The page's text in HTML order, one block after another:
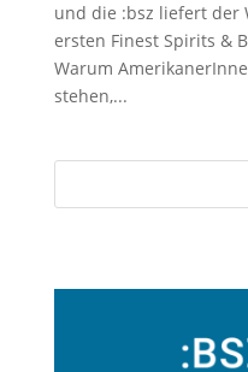
und die :bsz liefert der
ersten Finest Spirits &
Warum
stehen,...